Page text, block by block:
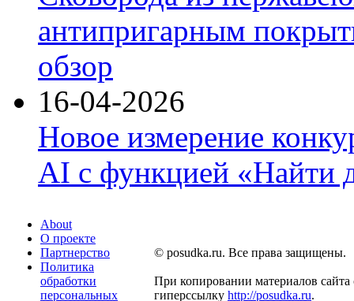
антипригарным
обзор
16-04-2026
Новое измерение
AI с функцией «Найти
About
О проекте
Партнерство
Политика
обработки
персональных
© posudka.ru. Все права защищены.
При копировании материалов сайта
гиперссылку http://posudka.ru.